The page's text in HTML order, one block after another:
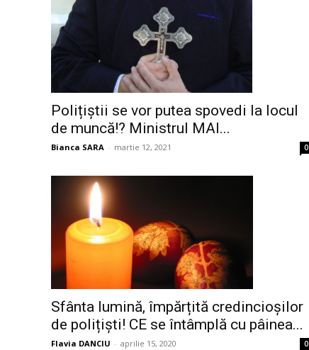
Polițiștii se vor putea spovedi la locul
de muncă!? Ministrul MAI...
Bianca SARA - martie 12, 2021 0
Sfânta lumină, împărțită credincioșilor
de polițiști! CE se întâmplă cu pâinea...
Flavia DANCIU - aprilie 15, 2020 0